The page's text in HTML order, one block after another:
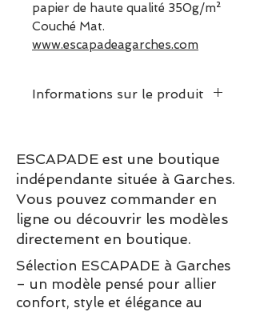
papier de haute qualité 350g/m²
Couché Mat.
www.escapadeagarches.com
Informations sur le produit
Poids : 0.4 kg
ESCAPADE est une boutique
indépendante située à Garches.
Vous pouvez commander en
ligne ou découvrir les modèles
directement en boutique.
Sélection ESCAPADE à Garches
– un modèle pensé pour allier
confort, style et élégance au